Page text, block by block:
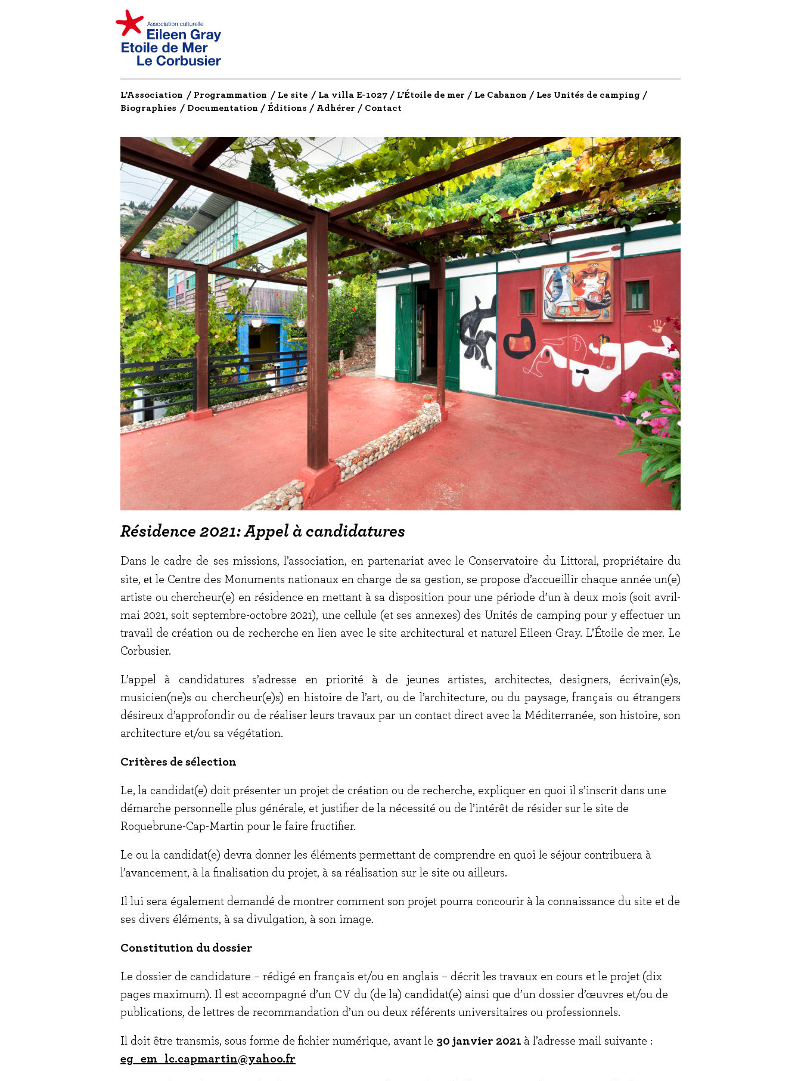
Association
culturelle
Eileen
Gray,
Mer,
Le
L’Association Programmation Le site La villa E-1027 L’Étoile de mer Le Cabanon
Les Unités de camping
Biographies
Documentation Éditions Adhérer Contact
Résidence 2021: Appel à candidatures
Dans le cadre de ses missions, l’association, en partenariat avec le Conservatoire du Littoral, propriétaire du
site,etle Centre des Monuments nationaux en charge de sa gestion, se propose d’accueillir chaque année un(e)
artiste ou chercheur(e) en résidence en mettant à sa disposition pour une période d’un à deux mois (soit avril-
mai 2021, soit septembre-octobre 2021), une cellule (et ses annexes) des Unités de camping pour y effectuer un
travail de création ou de recherche en lien avec le site architectural et naturel Eileen Gray. L’Étoile de mer. Le
Corbusier.
L’appel à candidatures s’adresse en priorité à de jeunes artistes, architectes, designers, écrivain(e)s,
musicien(ne)s ou chercheur(e)s) en histoire de l’art, ou de l’architecture, ou du paysage, français ou étrangers
désireux d’approfondir ou de réaliser leurs travaux par un contact direct avec la Méditerranée, son histoire, son
architecture et/ou sa végétation.
Critères de sélection
Le, la candidat(e) doit présenter un projet de création ou de recherche, expliquer en quoi il s’inscrit dans une
démarche personnelle plus générale, et justifier de la nécessité ou de l’intérêt de résider sur le site de
Roquebrune-Cap-Martin pour le faire fructifier.
Le ou la candidat(e) devra donner les éléments permettant de comprendre en quoi le séjour contribuera à
l’avancement, à la finalisation du projet, à sa réalisation sur le site ou ailleurs.
Il lui sera également demandé de montrer comment son projet pourra concourir à la connaissance du site et de
ses divers éléments, à sa divulgation, à son image.
Constitution du dossier
Le dossier de candidature – rédigé en français et/ou en anglais – décrit les travaux en cours et le projet (dix
pages maximum). Il est accompagné d’un CV du (de la) candidat(e) ainsi que d’un dossier d’œuvres et/ou de
publications, de lettres de recommandation d’un ou deux référents universitaires ou professionnels.
Il doit être transmis, sous forme de fichier numérique, avant le 30 janvier 2021 à l’adresse mail suivante :
eg_em_lc.capmartin@yahoo.fr